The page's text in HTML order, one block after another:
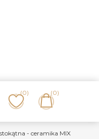
(0) (0)
- ceramika MIX